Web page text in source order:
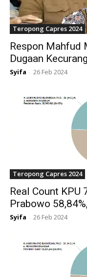
Teropong Capres 2024
Respon Mahfud
Dugaan
Syifa - 26 Feb 2024
Teropong Capres 2024
Real Count KPU
Prabowo
Syifa - 26 Feb 2024